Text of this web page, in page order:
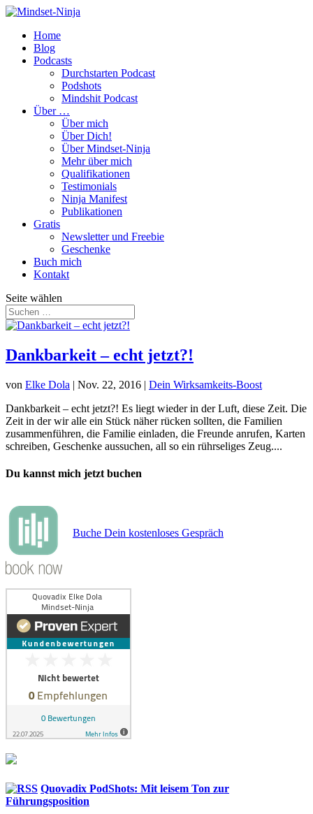
Home
Blog
Podcasts
Durchstarten Podcast
Podshots
Mindshit Podcast
Über …
Über mich
Über Dich!
Über Mindset-Ninja
Mehr über mich
Qualifikationen
Testimonials
Ninja Manifest
Publikationen
Gratis
Newsletter und Freebie
Geschenke
Buch mich
Kontakt
Seite wählen
Dankbarkeit – echt jetzt?!
von Elke Dola | Nov. 22, 2016 | Dein Wirksamkeits-Boost
Dankbarkeit – echt jetzt?! Es liegt wieder in der Luft, diese Zeit. Die
Zeit in der wir alle ein Stück näher rücken sollten, die Familien
zusammenführen, die Familie einladen, die Freunde anrufen, Karten
schreiben, Geschenke aussuchen, all so ein rührseliges Zeug....
Du kannst mich jetzt buchen
Buche Dein kostenloses Gespräch
Quovadix PodShots: Mit leisem Ton zur
Führungsposition